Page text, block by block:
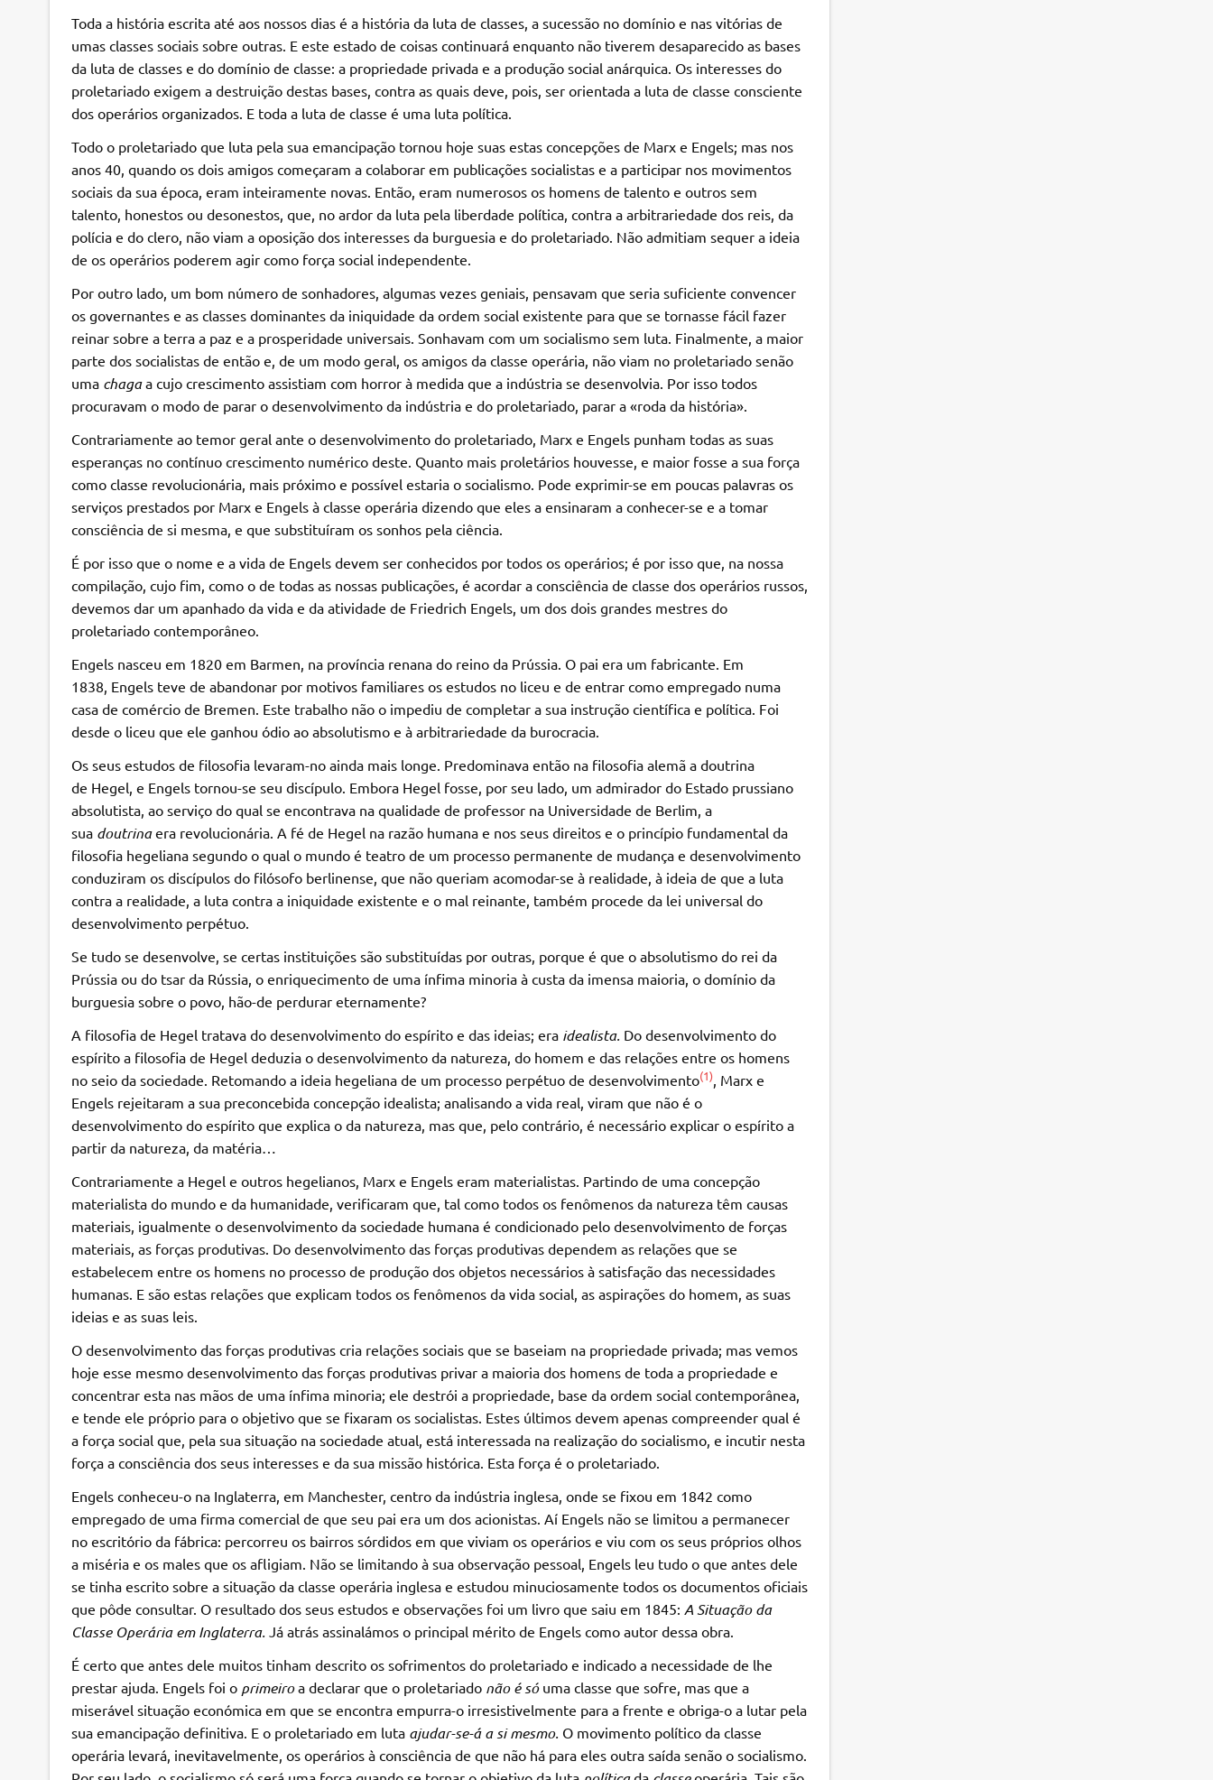
Toda a história escrita até aos nossos dias é a história da luta de classes, a sucessão no domínio e nas vitórias de
umas classes sociais sobre outras. E este estado de coisas continuará enquanto não tiverem desaparecido as bases
da luta de classes e do domínio de classe: a propriedade privada e a produção social anárquica. Os interesses do
proletariado exigem a destruição destas bases, contra as quais deve, pois, ser orientada a luta de classe consciente
dos operários organizados. E toda a luta de classe é uma luta política.
Todo o proletariado que luta pela sua emancipação tornou hoje suas estas concepções de Marx e Engels; mas nos
anos 40, quando os dois amigos começaram a colaborar em publicações socialistas e a participar nos movimentos
sociais da sua época, eram inteiramente novas. Então, eram numerosos os homens de talento e outros sem
talento, honestos ou desonestos, que, no ardor da luta pela liberdade política, contra a arbitrariedade dos reis, da
polícia e do clero, não viam a oposição dos interesses da burguesia e do proletariado. Não admitiam sequer a ideia
de os operários poderem agir como força social independente.
Por outro lado, um bom número de sonhadores, algumas vezes geniais, pensavam que seria suficiente convencer
os governantes e as classes dominantes da iniquidade da ordem social existente para que se tornasse fácil fazer
reinar sobre a terra a paz e a prosperidade universais. Sonhavam com um socialismo sem luta. Finalmente, a maior
parte dos socialistas de então e, de um modo geral, os amigos da classe operária, não viam no proletariado senão
uma chagaa cujo crescimento assistiam com horror à medida que a indústria se desenvolvia. Por isso todos
procuravam o modo de parar o desenvolvimento da indústria e do proletariado, parar a «roda da história».
Contrariamente ao temor geral ante o desenvolvimento do proletariado, Marx e Engels punham todas as suas
esperanças no contínuo crescimento numérico deste. Quanto mais proletários houvesse, e maior fosse a sua força
como classe revolucionária, mais próximo e possível estaria o socialismo. Pode exprimir-se em poucas palavras os
serviços prestados por Marx e Engels à classe operária dizendo que eles a ensinaram a conhecer-se e a tomar
consciência de si mesma, e que substituíram os sonhos pela ciência.
É por isso que o nome e a vida de Engels devem ser conhecidos por todos os operários; é por isso que, na nossa
compilação, cujo fim, como o de todas as nossas publicações, é acordar a consciência de classe dos operários russos,
devemos dar um apanhado da vida e da atividade de Friedrich Engels, um dos dois grandes mestres do
proletariado contemporâneo.
Engels nasceu em 1820 em Barmen, na província renana do reino da Prússia. O pai era um fabricante. Em
1838, Engels teve de abandonar por motivos familiares os estudos no liceu e de entrar como empregado numa
casa de comércio de Bremen. Este trabalho não o impediu de completar a sua instrução científica e política. Foi
desde o liceu que ele ganhou ódio ao absolutismo e à arbitrariedade da burocracia.
Os seus estudos de filosofia levaram-no ainda mais longe. Predominava então na filosofia alemã a doutrina
de Hegel, e Engels tornou-se seu discípulo. Embora Hegel fosse, por seu lado, um admirador do Estado prussiano
absolutista, ao serviço do qual se encontrava na qualidade de professor na Universidade de Berlim, a
sua doutrinaera revolucionária. A fé de Hegel na razão humana e nos seus direitos e o princípio fundamental da
filosofia hegeliana segundo o qual o mundo é teatro de um processo permanente de mudança e desenvolvimento
conduziram os discípulos do filósofo berlinense, que não queriam acomodar-se à realidade, à ideia de que a luta
contra a realidade, a luta contra a iniquidade existente e o mal reinante, também procede da lei universal do
desenvolvimento perpétuo.
Se tudo se desenvolve, se certas instituições são substituídas por outras, porque é que o absolutismo do rei da
Prússia ou do tsar da Rússia, o enriquecimento de uma ínfima minoria à custa da imensa maioria, o domínio da
burguesia sobre o povo, hão-de perdurar eternamente?
A filosofia de Hegel tratava do desenvolvimento do espírito e das ideias; era idealista. Do desenvolvimento do
espírito a filosofia de Hegel deduzia o desenvolvimento da natureza, do homem e das relações entre os homens
no seio da sociedade. Retomando a ideia hegeliana de um processo perpétuo de desenvolvimento(1), Marx e
Engels rejeitaram a sua preconcebida concepção idealista; analisando a vida real, viram que não é o
desenvolvimento do espírito que explica o da natureza, mas que, pelo contrário, é necessário explicar o espírito a
partir da natureza, da matéria…
Contrariamente a Hegel e outros hegelianos, Marx e Engels eram materialistas. Partindo de uma concepção
materialista do mundo e da humanidade, verificaram que, tal como todos os fenômenos da natureza têm causas
materiais, igualmente o desenvolvimento da sociedade humana é condicionado pelo desenvolvimento de forças
materiais, as forças produtivas. Do desenvolvimento das forças produtivas dependem as relações que se
estabelecem entre os homens no processo de produção dos objetos necessários à satisfação das necessidades
humanas. E são estas relações que explicam todos os fenômenos da vida social, as aspirações do homem, as suas
ideias e as suas leis.
O desenvolvimento das forças produtivas cria relações sociais que se baseiam na propriedade privada; mas vemos
hoje esse mesmo desenvolvimento das forças produtivas privar a maioria dos homens de toda a propriedade e
concentrar esta nas mãos de uma ínfima minoria; ele destrói a propriedade, base da ordem social contemporânea,
e tende ele próprio para o objetivo que se fixaram os socialistas. Estes últimos devem apenas compreender qual é
a força social que, pela sua situação na sociedade atual, está interessada na realização do socialismo, e incutir nesta
força a consciência dos seus interesses e da sua missão histórica. Esta força é o proletariado.
Engels conheceu-o na Inglaterra, em Manchester, centro da indústria inglesa, onde se fixou em 1842 como
empregado de uma firma comercial de que seu pai era um dos acionistas. Aí Engels não se limitou a permanecer
no escritório da fábrica: percorreu os bairros sórdidos em que viviam os operários e viu com os seus próprios olhos
a miséria e os males que os afligiam. Não se limitando à sua observação pessoal, Engels leu tudo o que antes dele
se tinha escrito sobre a situação da classe operária inglesa e estudou minuciosamente todos os documentos oficiais
que pôde consultar. O resultado dos seus estudos e observações foi um livro que saiu em 1845: A Situação da
Classe Operária em Inglaterra. Já atrás assinalámos o principal mérito de Engels como autor dessa obra.
É certo que antes dele muitos tinham descrito os sofrimentos do proletariado e indicado a necessidade de lhe
prestar ajuda. Engels foi o primeiroa declarar que o proletariado não é só uma classe que sofre, mas que a
miserável situação económica em que se encontra empurra-o irresistivelmente para a frente e obriga-o a lutar pela
sua emancipação definitiva. E o proletariado em luta ajudar-se-á a si mesmo. O movimento político da classe
operária levará, inevitavelmente, os operários à consciência de que não há para eles outra saída senão o socialismo.